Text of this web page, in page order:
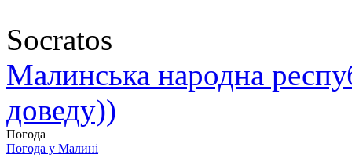
Socratos
Малинська народна
доведу))
Погода
Погода у Малині